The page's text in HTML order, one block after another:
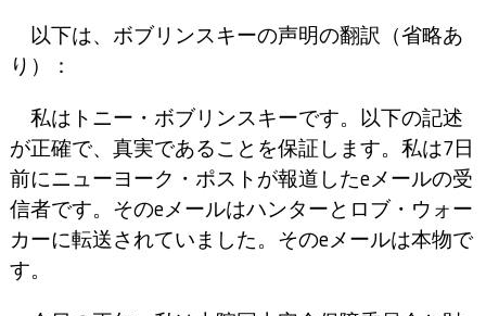
以下は、ボブリンスキーの声明の翻訳（省略あ
り）：
私はトニー・ボブリンスキーです。以下の記述
が正確で、真実であることを保証します。私は7日
前にニューヨーク・ポストが報道したeメールの受
信者です。そのeメールはハンターとロブ・ウォー
カーに転送されていました。そのeメールは本物で
す。